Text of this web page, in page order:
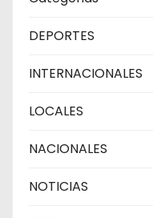
DEPORTES
INTERNACIONALES
LOCALES
NACIONALES
NOTICIAS